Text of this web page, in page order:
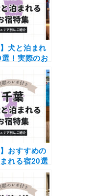
】犬と泊まれ
！実際のお
ポート口コ
| 人気の温泉
テル・コテ
介します
】おすすめの
れる宿20選
のおでかけレ
露天風呂や
ートドッグ